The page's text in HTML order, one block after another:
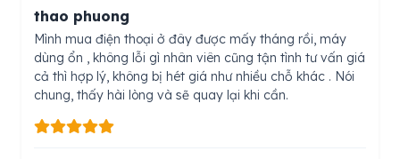
thao phuong
Mình mua điện thoại ở đây được mấy tháng rồi, máy
dùng ổn , không lỗi gì nhân viên cũng tận tình tư vấn giá
cả thì hợp lý, không bị hét giá như nhiều chỗ khác . Nói
chung, thấy hài lòng và sẽ quay lại khi cần.